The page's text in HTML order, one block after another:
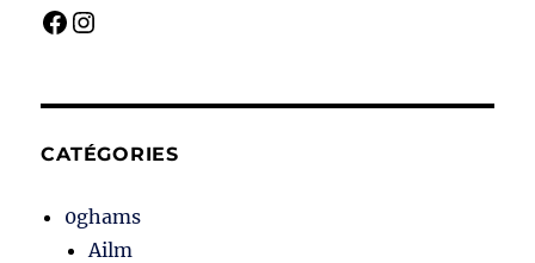
Facebook
Instagram
CATÉGORIES
0ghams
Ailm